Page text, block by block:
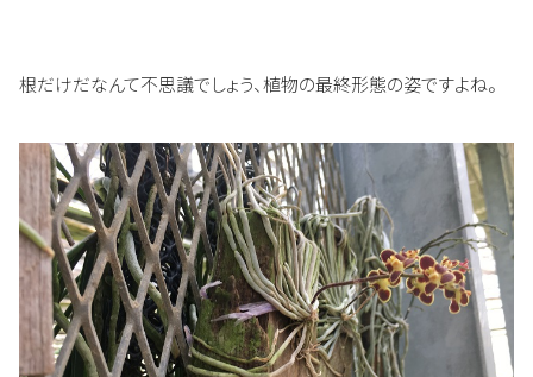
根だけだなんて不思議でしょう、植物の最終形態の姿ですよね。